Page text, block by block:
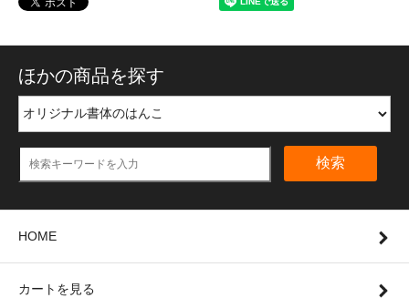
ほかの商品を探す
検索
HOME
カートを見る